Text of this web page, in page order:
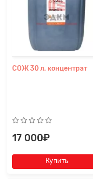
СОЖ 30 л. концентрат
17 000₽
Купить
файл